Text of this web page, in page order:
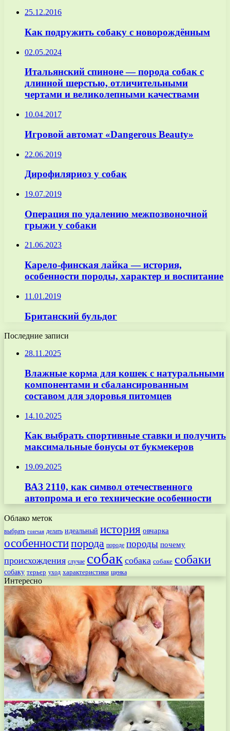
25.12.2016
Как подружить собаку с новорождённым
02.05.2024
Итальянский спиноне — порода собак с
длинной шерстью, отличительными
чертами и великолепными качествами
10.04.2017
Игровой автомат «Dangerous Beauty»
22.06.2019
Дирофиляриоз у собак
19.07.2019
Операция по удалению межпозвоночной
грыжи у собаки
21.06.2023
Карело-финская лайка — история,
особенности породы, характер и воспитание
11.01.2019
Британский бульдог
Последние записи
28.11.2025
Влажные корма для кошек с натуральными
компонентами и сбалансированным
составом для здоровья питомцев
14.10.2025
Как выбрать спортивные ставки и получить
максимальные бонусы от букмекеров
19.09.2025
ВАЗ 2110, как символ отечественного
автопрома и его технические особенности
Облако меток
выбрать гончая делать идеальный история овчарка
особенностипорода породе породы почему
происхождения случае собак собака собаке собаки
собаку терьер уход характеристики щенка
Интересно